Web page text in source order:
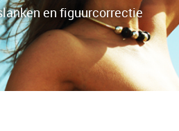
en figuurcorrectie